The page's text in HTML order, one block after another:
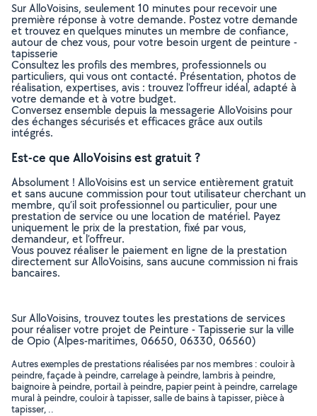
Sur AlloVoisins, seulement 10 minutes pour recevoir une
première réponse à votre demande. Postez votre demande
et trouvez en quelques minutes un membre de confiance,
autour de chez vous, pour votre besoin urgent de peinture -
tapisserie
Consultez les profils des membres, professionnels ou
particuliers, qui vous ont contacté. Présentation, photos de
réalisation, expertises, avis : trouvez l'offreur idéal, adapté à
votre demande et à votre budget.
Conversez ensemble depuis la messagerie AlloVoisins pour
des échanges sécurisés et efficaces grâce aux outils
intégrés.
Est-ce que AlloVoisins est gratuit ?
Absolument ! AlloVoisins est un service entièrement gratuit
et sans aucune commission pour tout utilisateur cherchant un
membre, qu’il soit professionnel ou particulier, pour une
prestation de service ou une location de matériel. Payez
uniquement le prix de la prestation, fixé par vous,
demandeur, et l’offreur.
Vous pouvez réaliser le paiement en ligne de la prestation
directement sur AlloVoisins, sans aucune commission ni frais
bancaires.
Sur AlloVoisins, trouvez toutes les prestations de services
pour réaliser votre projet de Peinture - Tapisserie sur la ville
de Opio (Alpes-maritimes, 06650, 06330, 06560)
Autres exemples de prestations réalisées par nos membres : couloir à
peindre, façade à peindre, carrelage à peindre, lambris à peindre,
baignoire à peindre, portail à peindre, papier peint à peindre, carrelage
mural à peindre, couloir à tapisser, salle de bains à tapisser, pièce à
tapisser, ..